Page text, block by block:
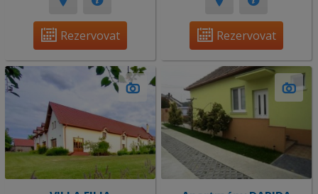
Rezervovat Rezervovat